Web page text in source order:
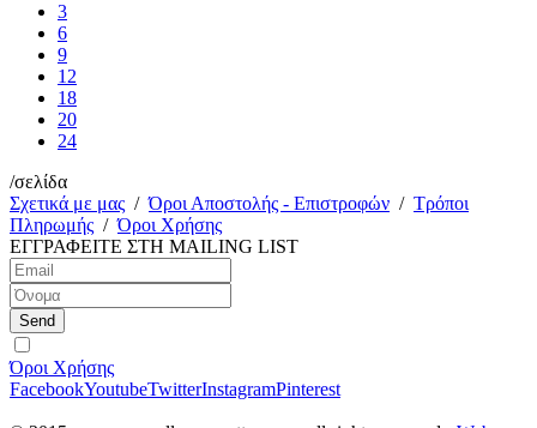
3
6
9
12
18
20
24
/σελίδα
Σχετικά με μας /Όροι Αποστολής - Επιστροφών / Τρόποι
Πληρωμής /Όροι Χρήσης
ΕΓΓΡΑΦΕΙΤΕ ΣΤΗ MAILING LIST
Όροι Χρήσης
FacebookYoutubeTwitterInstagramPinterest